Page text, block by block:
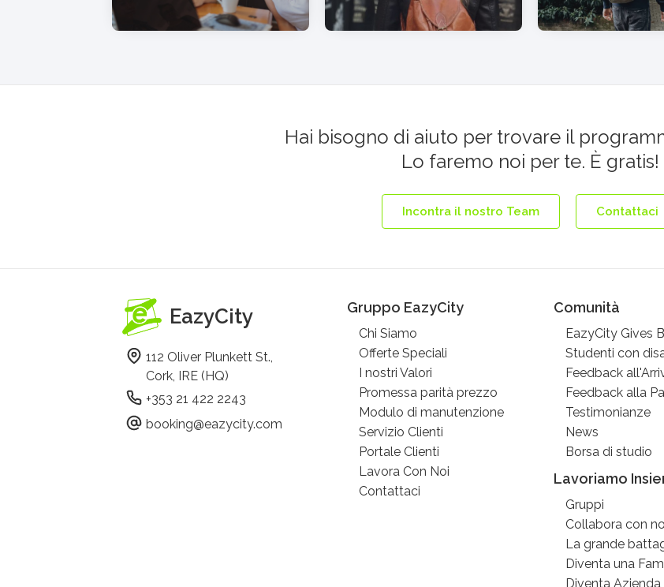
Hai bisogno di aiuto per trovare il
Lo faremo noi per te. È gratis!
Incontra il nostro Team Contattaci
EazyCity
112 Oliver Plunkett St.,
Cork, IRE (HQ)
+353 21 422 2243
booking@eazycity.com
Gruppo EazyCity
Chi Siamo
Offerte Speciali
I nostri Valori
Promessa parità prezzo
Modulo di manutenzione
Servizio Clienti
Portale Clienti
Lavora Con Noi
Contattaci
Comunità
EazyCity Gives
Studenti con
Feedback
Feedback alla
Testimonianze
News
Borsa di studio
Lavoriamo
Gruppi
Collabora con
La grande
Diventa una
Diventa